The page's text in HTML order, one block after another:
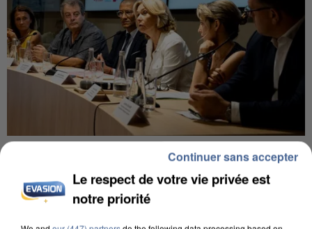
INCENDIES : L’ÎLE-DE-FRANCE LANCE UN ÉLAN
DE SOLIDARITÉ AVEC LES...
Le respect de votre vie privée est
notre priorité
Continuer sans accepter